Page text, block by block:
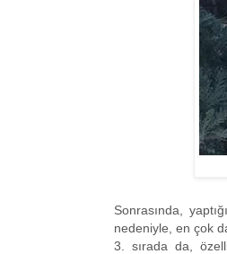
Sonrasında,
nedeniyle, en çok
3. sırada da,